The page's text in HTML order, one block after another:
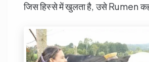
जिस हिस्से में खुलता है, उसे Rumen